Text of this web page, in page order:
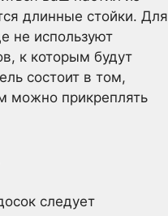
длинные стойки. Для
не используют
к которым будут
состоит в том,
можно прикреплять
следует